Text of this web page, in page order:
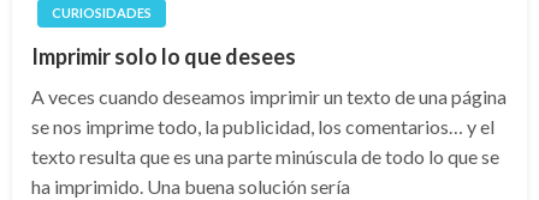
CURIOSIDADES
Imprimir solo lo que desees
A veces cuando deseamos imprimir un texto de una página
se nos imprime todo, la publicidad, los comentarios… y el
texto resulta que es una parte minúscula de todo lo que se
ha imprimido. Una buena solución sería